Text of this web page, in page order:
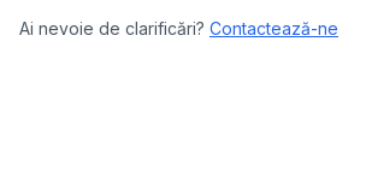
Ai nevoie de clarificări? Contactează-ne